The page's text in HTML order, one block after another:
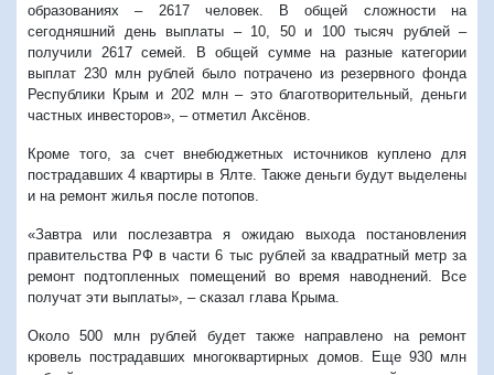
образованиях – 2617 человек. В общей сложности на
сегодняшний день выплаты – 10, 50 и 100 тысяч рублей –
получили 2617 семей. В общей сумме на разные категории
выплат 230 млн рублей было потрачено из резервного фонда
Республики Крым и 202 млн – это благотворительный, деньги
частных инвесторов», – отметил Аксёнов.
Кроме того, за счет внебюджетных источников куплено для
пострадавших 4 квартиры в Ялте. Также деньги будут выделены
и на ремонт жилья после потопов.
«Завтра или послезавтра я ожидаю выхода постановления
правительства РФ в части 6 тыс рублей за квадратный метр за
ремонт подтопленных помещений во время наводнений. Все
получат эти выплаты», – сказал глава Крыма.
Около 500 млн рублей будет также направлено на ремонт
кровель пострадавших многоквартирных домов. Еще 930 млн